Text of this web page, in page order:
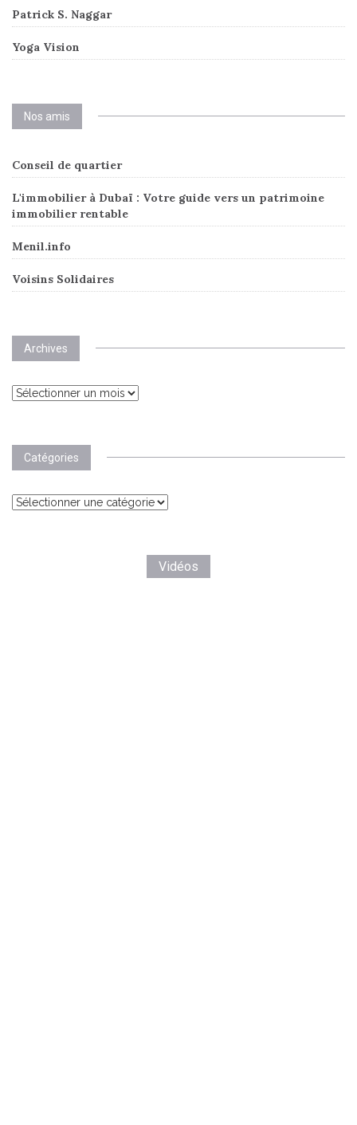
Patrick S. Naggar
Yoga Vision
Nos amis
Conseil de quartier
L'immobilier à Dubaï : Votre guide vers un patrimoine
immobilier rentable
Menil.info
Voisins Solidaires
Archives
Archives
Catégories
Catégories
Vidéos